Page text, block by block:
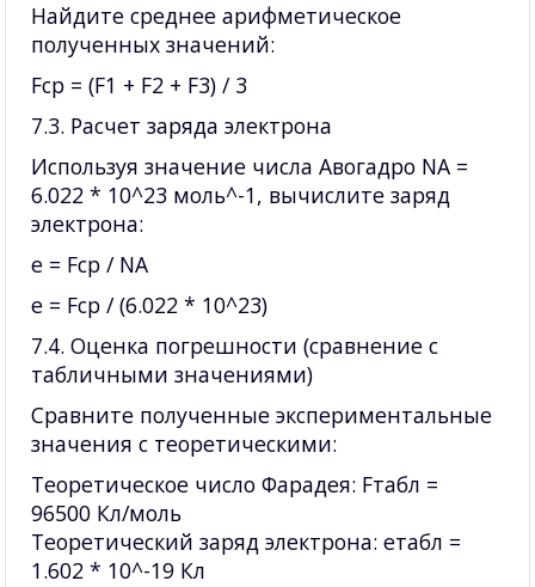
Найдите среднее арифметическое
полученных значений:
Fср = (F1 + F2 + F3) / 3
7.3. Расчет заряда электрона
Используя значение числа Авогадро NA =
6.022 * 10^23 моль^-1, вычислите заряд
электрона:
e = Fср / NA
e = Fср / (6.022 * 10^23)
7.4. Оценка погрешности (сравнение с
табличными значениями)
Сравните полученные экспериментальные
значения с теоретическими:
Теоретическое число Фарадея: Fтабл =
96500 Кл/моль
Теоретический заряд электрона: eтабл =
1.602 * 10^-19 Кл